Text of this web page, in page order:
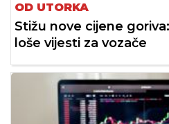
OD UTORKA
Stižu nove cijene
loše vijesti za vozače